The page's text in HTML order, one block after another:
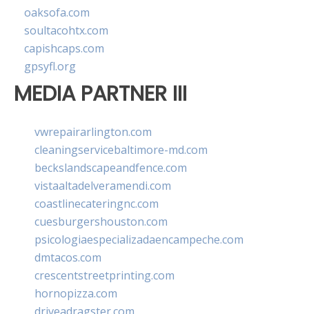
oaksofa.com
soultacohtx.com
capishcaps.com
gpsyfl.org
MEDIA PARTNER III
vwrepairarlington.com
cleaningservicebaltimore-md.com
beckslandscapeandfence.com
vistaaltadelveramendi.com
coastlinecateringnc.com
cuesburgershouston.com
psicologiaespecializadaencampeche.com
dmtacos.com
crescentstreetprinting.com
hornopizza.com